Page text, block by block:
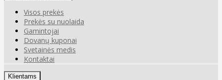
Visos prekės
Prekės su nuolaida
Gamintojai
Dovanų kuponai
Svetainės medis
Kontaktai
Klientams